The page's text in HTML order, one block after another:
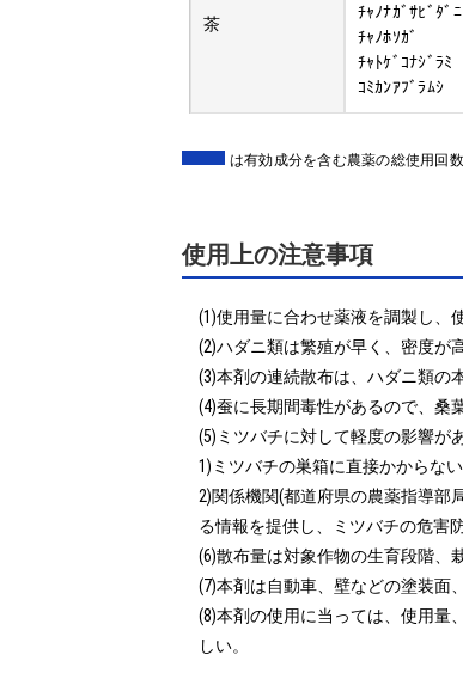
茶
ﾁｬﾉﾅｶﾞｻﾋﾞﾀﾞﾆ
ﾁｬﾉﾎｿｶﾞ
ﾁｬﾄｹﾞｺﾅｼﾞﾗﾐ
ｺﾐｶﾝｱﾌﾞﾗﾑｼ
は有効成分を含む農薬の総使用回
使用上の注意事項
(1)使用量に合わせ薬液を調製し、
(2)ハダニ類は繁殖が早く、密度が
(3)本剤の連続散布は、ハダニ類の
(4)蚕に長期間毒性があるので、桑
(5)ミツバチに対して軽度の影響が
1)ミツバチの巣箱に直接かからな
2)関係機関(都道府県の農薬指導部
る情報を提供し、ミツバチの危害
(6)散布量は対象作物の生育段階、
(7)本剤は自動車、壁などの塗装面
(8)本剤の使用に当っては、使用量
しい。